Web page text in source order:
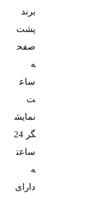
برند
پشت
صفح
ه
ساع
نمایش
گر 24
ساعت
دارای